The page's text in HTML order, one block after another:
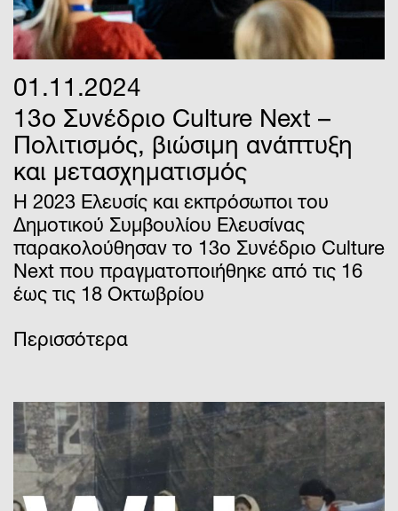
01.11.2024
13ο Συνέδριο Culture Next –
Πολιτισμός, βιώσιμη ανάπτυξη
και μετασχηματισμός
Η 2023 Ελευσίς και εκπρόσωποι του
Δημοτικού Συμβουλίου Ελευσίνας
παρακολούθησαν το 13ο Συνέδριο Culture
Next που πραγματοποιήθηκε από τις 16
έως τις 18 Οκτωβρίου
Περισσότερα